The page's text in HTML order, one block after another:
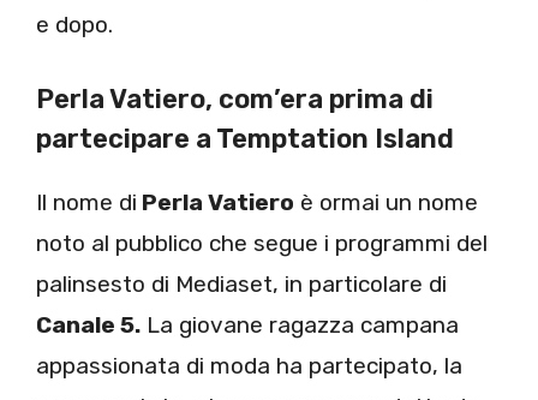
e dopo.
Perla Vatiero, com’era prima di
partecipare a Temptation Island
Il nome di Perla Vatiero è ormai un nome
noto al pubblico che segue i programmi del
palinsesto di Mediaset, in particolare di
Canale 5. La giovane ragazza campana
appassionata di moda ha partecipato, la